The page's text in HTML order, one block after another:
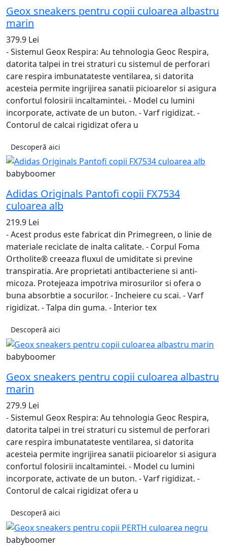
Geox sneakers pentru copii culoarea albastru
marin
379.9 Lei
- Sistemul Geox Respira: Au tehnologia Geoc Respira,
datorita talpei in trei straturi cu sistemul de perforari
care respira imbunatateste ventilarea, si datorita
acesteia permite ingrijirea sanatii picioarelor si asigura
confortul folosirii incaltamintei. - Model cu lumini
incorporate, activate de un buton. - Varf rigidizat. -
Contorul de calcai rigidizat ofera u
Descoperă aici
babyboomer
Adidas Originals Pantofi copii FX7534
culoarea alb
219.9 Lei
- Acest produs este fabricat din Primegreen, o linie de
materiale reciclate de inalta calitate. - Corpul Foma
Ortholite® creeaza fluxul de umiditate si previne
transpiratia. Are proprietati antibacteriene si anti-
micoza. Protejeaza impotriva mirosurilor si ofera o
buna absorbtie a socurilor. - Incheiere cu scai. - Varf
rigidizat. - Talpa din guma. - Interior tex
Descoperă aici
babyboomer
Geox sneakers pentru copii culoarea albastru
marin
279.9 Lei
- Sistemul Geox Respira: Au tehnologia Geoc Respira,
datorita talpei in trei straturi cu sistemul de perforari
care respira imbunatateste ventilarea, si datorita
acesteia permite ingrijirea sanatii picioarelor si asigura
confortul folosirii incaltamintei. - Model cu lumini
incorporate, activate de un buton. - Varf rigidizat. -
Contorul de calcai rigidizat ofera u
Descoperă aici
babyboomer